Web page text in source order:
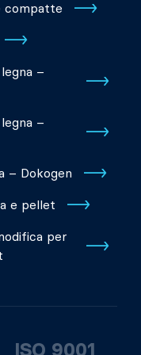
compatte
–
–
– Dokogen
e pellet
per
ISO 9001